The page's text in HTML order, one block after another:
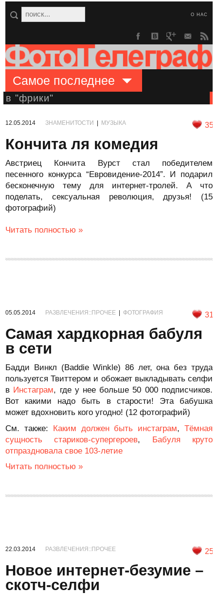
О НАС
Самое последнее
в "фрики"
12.05.2014 ЗНАМЕНИТОСТИ МУЗЫКА 35
Кончита ля комедия
Австриец Кончита Вурст стал победителем
песенного конкурса “Евровидение-2014”. И подарил
бесконечную тему для интернет-тролей. А что
поделать, сексуальная революция, друзья! (15
фотографий)
Читать полностью »
05.05.2014 РАЗВЛЕЧЕНИЯ::ПРОЧЕЕ |ФОТОГРАФИЯ 31
Самая хардкорная бабуля
в сети
Бадди Винкл (Baddie Winkle) 86 лет, она без труда
пользуется Твиттером и обожает выкладывать селфи
в Инстаграм, где у нее больше 50 000 подписчиков.
Вот какими надо быть в старости! Эта бабушка
может вдохновить кого угодно! (12 фотографий)
См. также: Каким должен быть инстаграм, Тёмная
сущность стариков-супергероев, Бабуля круто
отпраздновала свое 103-летие
Читать полностью »
22.03.2014 РАЗВЛЕЧЕНИЯ::ПРОЧЕЕ 25
Новое интернет-безумие –
скотч-селфи